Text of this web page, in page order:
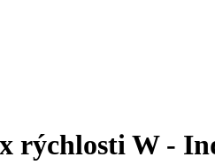
rýchlosti W -